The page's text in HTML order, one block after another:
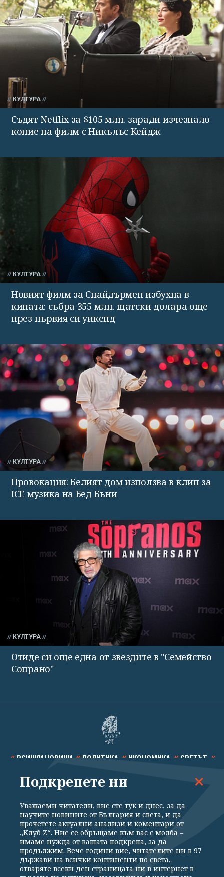
КУЛТУРА
Съдят Netflix за $105 млн. заради изчезнало
копие на филм с Никълъс Кейдж
КУЛТУРА
Новият филм за Спайдърмен избухна в
кината: събра 355 млн. щатски долара още
през първия си уикенд
КУЛТУРА
Провокация: Белият дом използва в клип за
ICE музика на Бед Бъни
КУЛТУРА
Отиде си още една от звездите в "Семейство
Сопрано"
ВСИЧКИ НОВИНИ ПОЛИТИКА ИКОНОМИКА СВЕТЪТ
СПОРТ КУЛТУРА ТЕХНОЛОГИИ КАЛЕЙДОСКОП
Общи условия
Политика за поверителност
Реклама
Партньори Контакти За Клуб Z
Подкрепете ни
Уважаеми читатели, вие сте тук и днес, за да
научите новините от България и света, и да
прочетете актуални анализи и коментари от
„Клуб Z“. Ние се обръщаме към вас с молба –
имаме нужда от вашата подкрепа, за да
продължим. Вече години вие, читателите ни в 97
държави на всички континенти по света,
отваряте всеки ден страницата ни в интернет в